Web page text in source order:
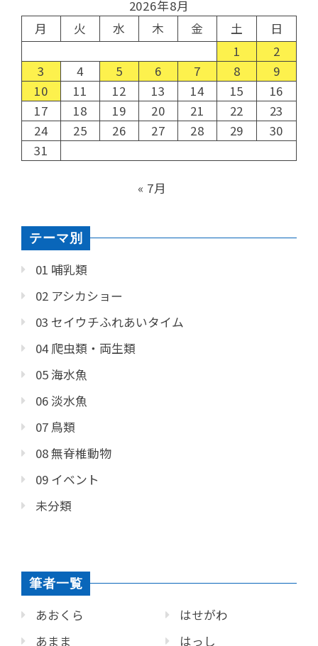
2026年8月
月
火 水 木 金 土
日
1
2
3
4 5 6 7 8
9
10
11 12 13 14 15
16
17
18 19 20 21 22
23
24
25 26 27 28 29
30
31
« 7月
テーマ別
01 哺乳類
02 アシカショー
03 セイウチふれあいタイム
04 爬虫類・両生類
05 海水魚
06 淡水魚
07 鳥類
08 無脊椎動物
09 イベント
未分類
筆者一覧
あおくら
あまま
はせがわ
はっし